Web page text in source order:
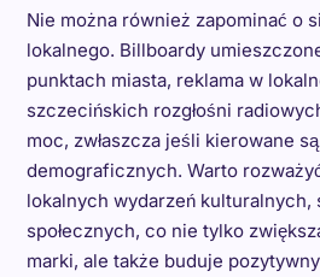
Nie można również zapominać o
lokalnego. Billboardy
punktach miasta, reklama w
szczecińskich rozgłośni
moc, zwłaszcza jeśli kierowane
demograficznych. Warto
lokalnych wydarzeń
społecznych, co nie tylko
marki, ale także buduje